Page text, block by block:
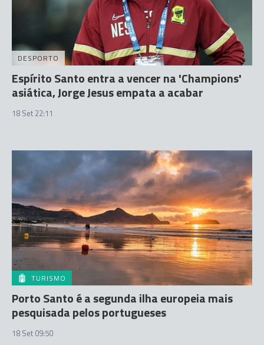
DESPORTO
Espírito Santo entra a vencer na 'Champions'
asiática, Jorge Jesus empata a acabar
18 Set 22:11
TURISMO
Porto Santo é a segunda ilha europeia mais
pesquisada pelos portugueses
18 Set 09:50